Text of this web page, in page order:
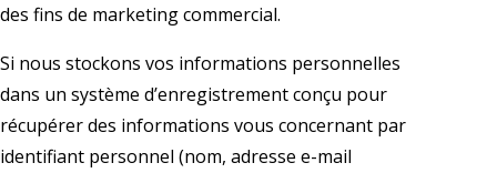
des fins de marketing commercial.
Si nous stockons vos informations personnelles
dans un système d’enregistrement conçu pour
récupérer des informations vous concernant par
identifiant personnel (nom, adresse e-mail